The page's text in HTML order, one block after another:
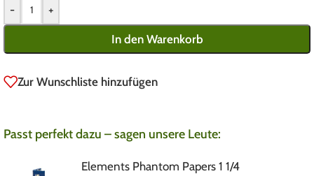
- +
In den Warenkorb
Zur Wunschliste hinzufügen
Passt perfekt dazu – sagen unsere Leute:
Elements Phantom Papers 1 1/4